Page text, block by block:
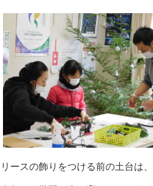
リースの飾りをつける前の土台は